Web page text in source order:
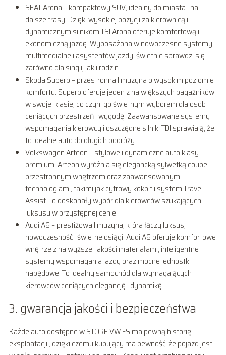
SEAT Arona – kompaktowy SUV, idealny do miasta i na
dalsze trasy. Dzięki wysokiej pozycji za kierownicą i
dynamicznym silnikom TSI Arona oferuje komfortową i
ekonomiczną jazdę. Wyposażona w nowoczesne systemy
multimedialne i asystentów jazdy, świetnie sprawdzi się
zarówno dla singli, jak i rodzin.
Skoda Superb – przestronna limuzyna o wysokim poziomie
komfortu. Superb oferuje jeden z największych bagażników
w swojej klasie, co czyni go świetnym wyborem dla osób
ceniących przestrzeń i wygodę. Zaawansowane systemy
wspomagania kierowcy i oszczędne silniki TDI sprawiają, że
to idealne auto do długich podróży.
Volkswagen Arteon – stylowe i dynamiczne auto klasy
premium. Arteon wyróżnia się elegancką sylwetką coupe,
przestronnym wnętrzem oraz zaawansowanymi
technologiami, takimi jak cyfrowy kokpit i system Travel
Assist. To doskonały wybór dla kierowców szukających
luksusu w przystępnej cenie.
Audi A6 – prestiżowa limuzyna, która łączy luksus,
nowoczesność i świetne osiągi. Audi A6 oferuje komfortowe
wnętrze z najwyższej jakości materiałami, inteligentne
systemy wspomagania jazdy oraz mocne jednostki
napędowe. To idealny samochód dla wymagających
kierowców ceniących elegancję i dynamikę.
3. gwarancja jakości i bezpieczeństwa
Każde auto dostępne w STORE VW FS ma pewną historię
eksploatacji , dzięki czemu kupujący ma pewność, że pojazd jest